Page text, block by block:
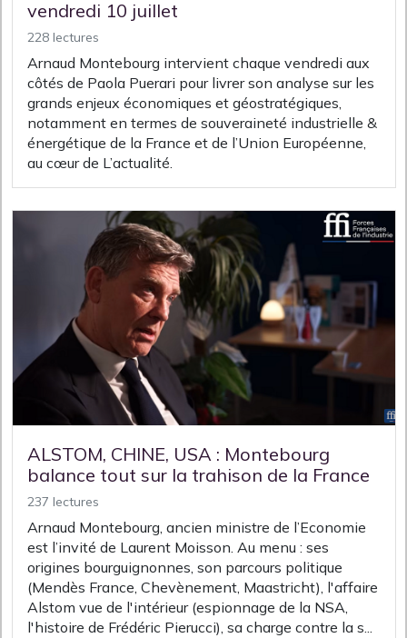
vendredi 10 juillet
228 lectures
Arnaud Montebourg intervient chaque vendredi aux
côtés de Paola Puerari pour livrer son analyse sur les
grands enjeux économiques et géostratégiques,
notamment en termes de souveraineté industrielle &
énergétique de la France et de l’Union Européenne,
au cœur de L’actualité.
ALSTOM, CHINE, USA : Montebourg
balance tout sur la trahison de la France
237 lectures
Arnaud Montebourg, ancien ministre de l’Economie
est l’invité de Laurent Moisson. Au menu : ses
origines bourguignonnes, son parcours politique
(Mendès France, Chevènement, Maastricht), l'affaire
Alstom vue de l'intérieur (espionnage de la NSA,
l'histoire de Frédéric Pierucci), sa charge contre la s...